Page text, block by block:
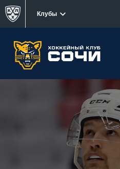
Клубы